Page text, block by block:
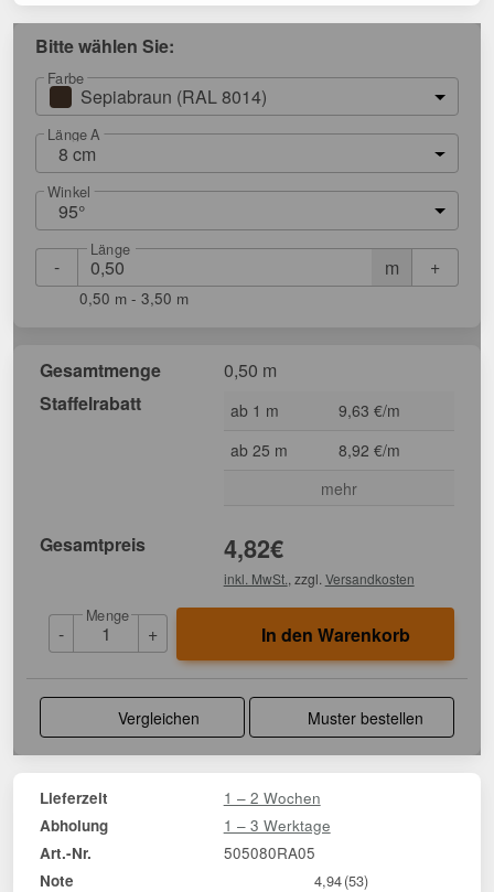
Bitte wählen Sie:
Farbe
Sepiabraun (RAL 8014)
Länge A
8 cm
Winkel
95°
- m
Länge
+
0,50 m - 3,50 m
Gesamtmenge
0,50 m
Staffelrabatt
ab 1 m
9,63 €/m
ab 25 m
8,92 €/m
mehr
Gesamtpreis 4,82€
inkl. MwSt. , zzgl. Versandkosten
-
Menge
+ In den Warenkorb
Vergleichen Muster bestellen
Lieferzeit 1 – 2 Wochen
Abholung 1 – 3 Werktage
Art.-Nr. 505080RA05
Note 4,94(53)